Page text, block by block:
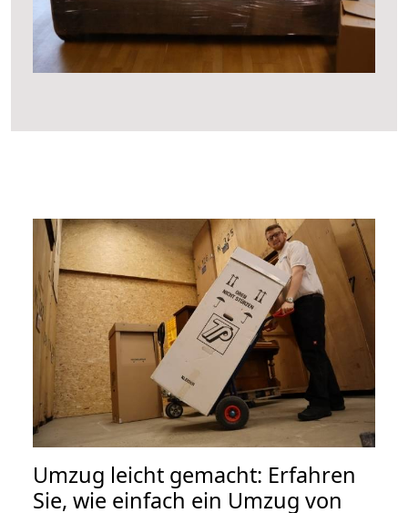
Umzug leicht gemacht: Erfahren
Sie, wie einfach ein Umzug von